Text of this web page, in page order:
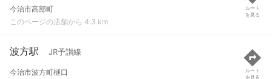
今治市高部町
このページの店舗から 4.3 km
ルート
を見る
波方駅 JR予讃線
今治市波方町樋口
ルート
を見る